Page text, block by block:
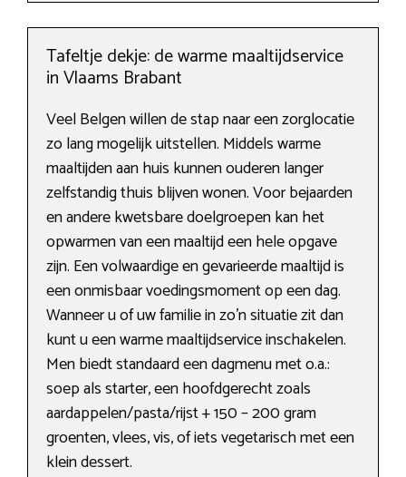
Tafeltje dekje: de warme maaltijdservice
in Vlaams Brabant
Veel Belgen willen de stap naar een zorglocatie
zo lang mogelijk uitstellen. Middels warme
maaltijden aan huis kunnen ouderen langer
zelfstandig thuis blijven wonen. Voor bejaarden
en andere kwetsbare doelgroepen kan het
opwarmen van een maaltijd een hele opgave
zijn. Een volwaardige en gevarieerde maaltijd is
een onmisbaar voedingsmoment op een dag.
Wanneer u of uw familie in zo’n situatie zit dan
kunt u een warme maaltijdservice inschakelen.
Men biedt standaard een dagmenu met o.a.:
soep als starter, een hoofdgerecht zoals
aardappelen/pasta/rijst + 150 – 200 gram
groenten, vlees, vis, of iets vegetarisch met een
klein dessert.